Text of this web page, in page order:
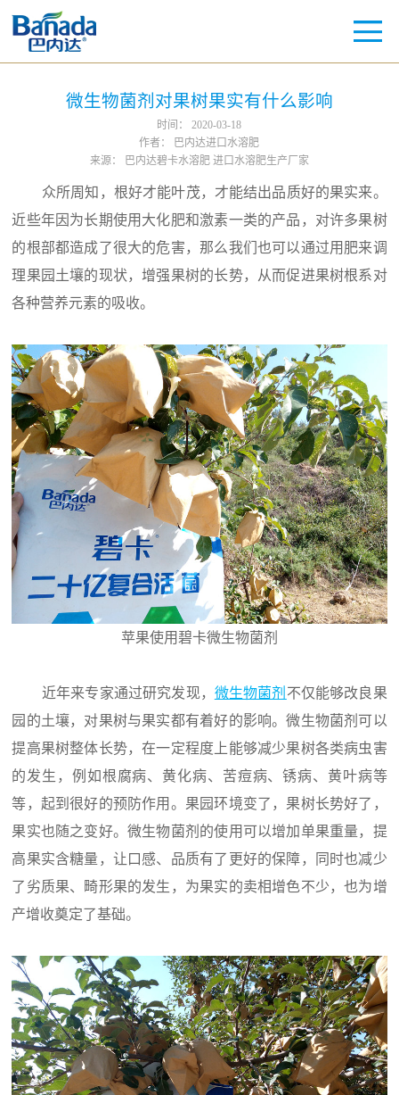
微生物菌剂对果树果实有什么影响
时间：
2020-03-18
作者：
巴内达进口水溶肥
来源：
巴内达碧卡水溶肥 进口水溶肥生产厂家
众所周知，根好才能叶茂，才能结出品质好的果实来。
近些年因为长期使用大化肥和激素一类的产品，对许多果树
的根部都造成了很大的危害，那么我们也可以通过用肥来调
理果园土壤的现状，增强果树的长势，从而促进果树根系对
各种营养元素的吸收。
苹果使用碧卡微生物菌剂
近年来专家通过研究发现， 微生物菌剂 不仅能够改良果
园的土壤，对果树与果实都有着好的影响。微生物菌剂可以
提高果树整体长势，在一定程度上能够减少果树各类病虫害
的发生，例如根腐病、黄化病、苦痘病、锈病、黄叶病等
等，起到很好的预防作用。果园环境变了，果树长势好了，
果实也随之变好。微生物菌剂的使用可以增加单果重量，提
高果实含糖量，让口感、品质有了更好的保障，同时也减少
了劣质果、畸形果的发生，为果实的卖相增色不少，也为增
产增收奠定了基础。